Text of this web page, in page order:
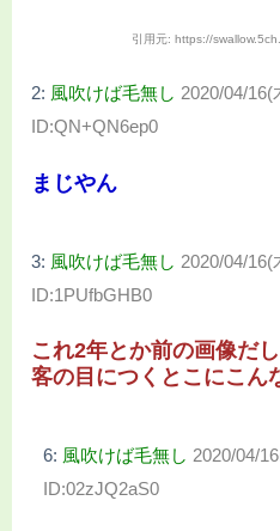
引用元: https://
2: 風吹けば毛無し 2020/04/16(
ID:QN+QN6ep0
まじやん
3: 風吹けば毛無し 2020/04/16(
ID:1PUfbGHB0
これ2年とか前の画像だ
客の目につくとこにこん
6: 風吹けば毛無し 2020/04/
ID:02zJQ2aS0